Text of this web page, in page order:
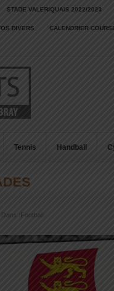
STADE VALERIQUAIS 2022/2023
DIVERS CALENDRIER
Tennis Handball
Dans : Football